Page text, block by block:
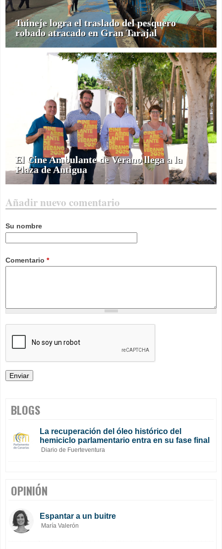
Tuineje logra el traslado del pesquero
robado atracado en Gran Tarajal
El Cine Ambulante de Verano llega a la
Plaza de Antigua
Añadir nuevo comentario
Su nombre
Comentario *
BLOGS
La recuperación del óleo histórico del
hemiciclo parlamentario entra en su fase final
Diario de Fuerteventura
OPINIÓN
Espantar a un buitre
María Valerón